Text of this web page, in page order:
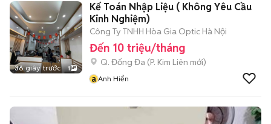
36 giây trước 1
Kế Toán Nhập Liệu ( Không Yêu Cầu
Kinh Nghiệm)
Công Ty TNHH Hòa Gia Optic Hà Nội
Đến 10 triệu/tháng
Q. Đống Đa (P. Kim Liên mới)
a Anh Hiển